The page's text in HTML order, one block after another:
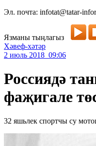
Эл. почта: infotat@tatar-
Язманы тыңлагыз
Хәвеф-хәтәр
2 июль 2018 09:06
Россиядә
фаҗигале
32 яшьлек спортчы су